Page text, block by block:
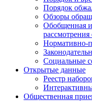
Порядок
Обзоры
Обобщенная
Нормативно-
Социальные
Открытые данные
Реестр
Общественная